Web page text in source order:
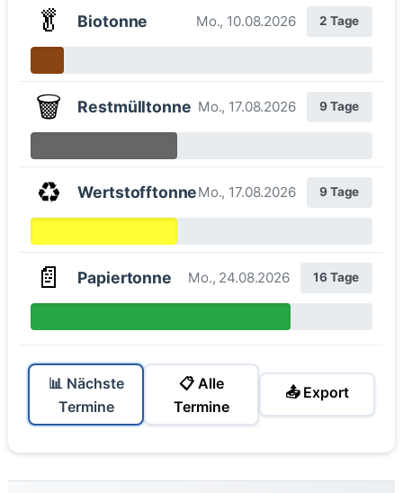
🥬 Biotonne Mo., 10.08.2026 2 Tage
🗑️ Restmülltonne Mo., 17.08.2026 9 Tage
♻️ WertstofftonneMo., 17.08.2026 9 Tage
📄 Papiertonne Mo., 24.08.2026 16 Tage
📊 Nächste
Termine
📋 Alle
Termine
📤 Export